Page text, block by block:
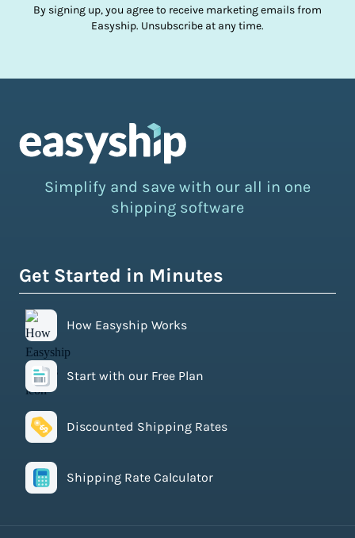
By signing up, you agree to receive marketing emails from
Easyship. Unsubscribe at any time.
Simplify and save with our all in one
shipping software
Get Started in Minutes
How Easyship Works
Start with our Free Plan
Discounted Shipping Rates
Shipping Rate Calculator